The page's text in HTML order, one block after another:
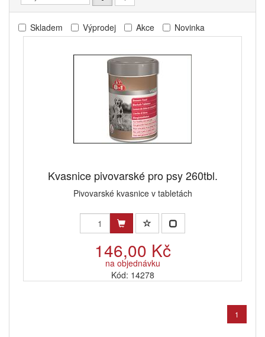
Skladem Výprodej Akce Novinka
Kvasnice pivovarské pro psy 260tbl.
Pivovarské kvasnice v tabletách
146,00 Kč
na objednávku
Kód: 14278
1